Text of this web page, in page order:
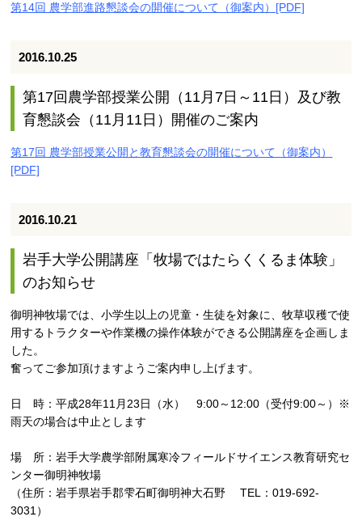
第14回 農学部進路懇談会の開催について（御案内）[PDF]
2016.10.25
第17回農学部授業公開（11月7日～11日）及び教
育懇談会（11月11日）開催のご案内
第17回 農学部授業公開と教育懇談会の開催について（御案内）
[PDF]
2016.10.21
岩手大学公開講座「牧場ではたらくくるま体験」
のお知らせ
御明神牧場では、小学生以上の児童・生徒を対象に、牧草収穫で使
用するトラクターや作業機の操作体験ができる公開講座を企画しま
した。
奮ってご参加頂けますようご案内申し上げます。
日 時：平成28年11月23日（水） 9:00～12:00（受付9:00～）※
雨天の場合は中止とします
場 所：岩手大学農学部附属寒冷フィールドサイエンス教育研究セ
ンター御明神牧場
（住所：岩手県岩手郡雫石町御明神大石野 TEL：019-692-
3031）